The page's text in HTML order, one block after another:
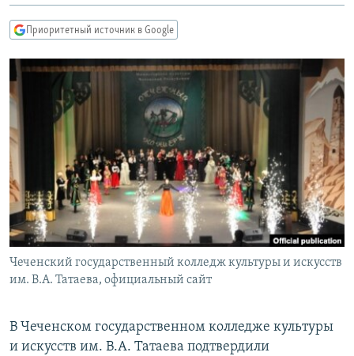
Вернутся
КАВКАЗ.РЕАЛИИ
СИБИРЬ.РЕАЛИИ
РАСПИСАНИЕ ВЕЩАНИЯ
ПОДПИШИТЕСЬ НА РАССЫЛКУ
СОЦИАЛЬНЫЕ СЕТИ
Все сайты РСЕ/РС
Приоритетный источник в Google
Чеченский государственный колледж культуры и искусств
им. В.А. Татаева, официальный сайт
В Чеченском государственном колледже культуры
и искусств им. В.А. Татаева подтвердили